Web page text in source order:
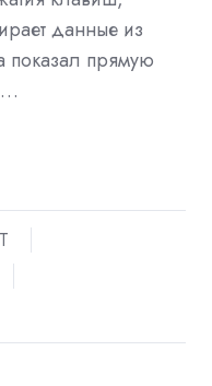
данные из
показал прямую
…